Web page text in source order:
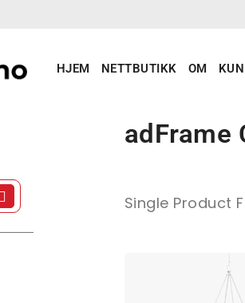
HJEM NETTBUTIKK OM
adFrame
Single Product